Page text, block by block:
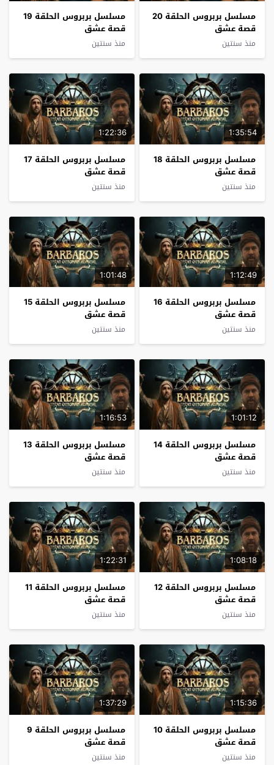
مسلسل بربروس الحلقة 20
قصة عشق
منذ سنتين
مسلسل بربروس الحلقة 19
قصة عشق
منذ سنتين
1:35:54
مسلسل بربروس الحلقة 18
قصة عشق
منذ سنتين
1:22:36
مسلسل بربروس الحلقة 17
قصة عشق
منذ سنتين
1:12:49
مسلسل بربروس الحلقة 16
قصة عشق
منذ سنتين
1:01:48
مسلسل بربروس الحلقة 15
قصة عشق
منذ سنتين
1:01:12
مسلسل بربروس الحلقة 14
قصة عشق
منذ سنتين
1:16:53
مسلسل بربروس الحلقة 13
قصة عشق
منذ سنتين
1:08:18
مسلسل بربروس الحلقة 12
قصة عشق
منذ سنتين
1:22:31
مسلسل بربروس الحلقة 11
قصة عشق
منذ سنتين
1:15:36
مسلسل بربروس الحلقة 10
قصة عشق
منذ سنتين
1:37:29
مسلسل بربروس الحلقة 9
قصة عشق
منذ سنتين